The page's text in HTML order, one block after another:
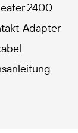
2400
Adapter